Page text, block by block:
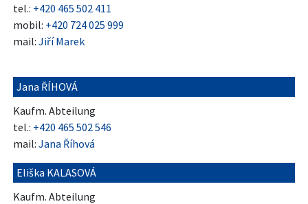
tel.: +420 465 502 411
mobil: +420 724 025 999
mail: Jiří Marek
Jana ŘÍHOVÁ
Kaufm. Abteilung
tel.: +420 465 502 546
mail: Jana Říhová
Eliška KALASOVÁ
Kaufm. Abteilung